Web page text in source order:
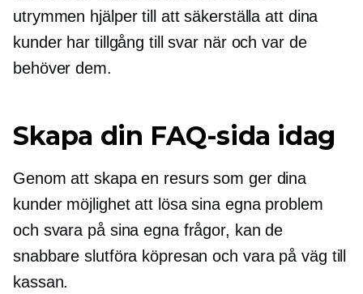
utrymmen hjälper till att säkerställa att dina
kunder har tillgång till svar när och var de
behöver dem.
Skapa din FAQ-sida idag
Genom att skapa en resurs som ger dina
kunder möjlighet att lösa sina egna problem
och svara på sina egna frågor, kan de
snabbare slutföra köpresan och vara på väg till
kassan.